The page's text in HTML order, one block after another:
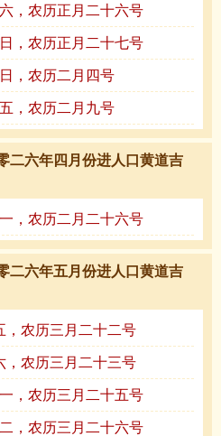
，农历正月二十六号
，农历正月二十七号
，农历二月四号
，农历二月九号
二六年四月份进人口黄道吉
，农历二月二十六号
二六年五月份进人口黄道吉
，农历三月二十二号
，农历三月二十三号
，农历三月二十五号
，农历三月二十六号